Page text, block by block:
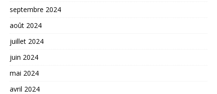
septembre 2024
août 2024
juillet 2024
juin 2024
mai 2024
avril 2024